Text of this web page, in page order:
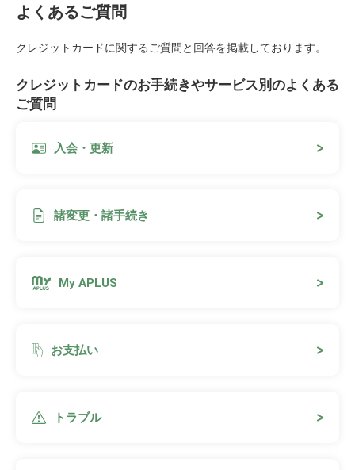
よくあるご質問
クレジットカードに関するご質問と回答を掲載しております。
クレジットカードのお手続きやサービス別のよくある
ご質問
入会・更新
諸変更・諸手続き
My APLUS
お支払い
トラブル